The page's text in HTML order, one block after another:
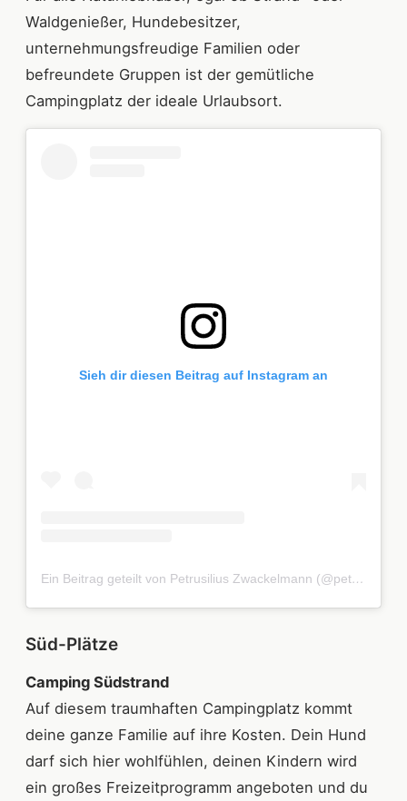
Waldgenießer, Hundebesitzer,
unternehmungsfreudige Familien oder
befreundete Gruppen ist der gemütliche
Campingplatz der ideale Urlaubsort.
Sieh dir diesen Beitrag auf Instagram an
Ein Beitrag geteilt von Petrusilius Zwackelmann (@petrusiliuszwackelmann)
Süd-Plätze
Camping Südstrand
Auf diesem traumhaften Campingplatz kommt
deine ganze Familie auf ihre Kosten. Dein Hund
darf sich hier wohlfühlen, deinen Kindern wird
ein großes Freizeitprogramm angeboten und du